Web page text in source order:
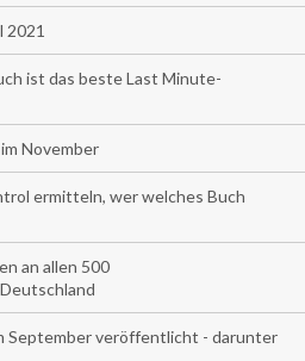
2021
ist das beste Last Minute-
November
ermitteln, wer welches Buch
an allen 500
September veröffentlicht - darunter